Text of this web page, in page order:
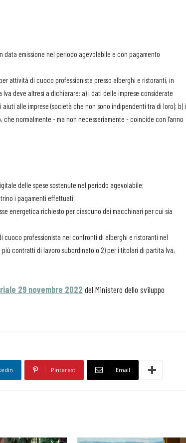
data emissione nel periodo agevolabile e con pagamento
attività di cuoco professionista presso alberghi e ristoranti, in
deve altresì a dichiarare: a) i dati delle imprese considerate
alle imprese (società che non sono indipendenti tra di loro); b) i
normalmente - ma non necessariamente - coincide con l’anno
delle spese sostenute nel periodo agevolabile;
i pagamenti effettuati;
energetica richiesto per ciascuno dei macchinari per cui sia
professionista nei confronti di alberghi e ristoranti nel
contratti di lavoro subordinato o 2) per i titolari di partita Iva,
29 novembre 2022 del Ministero dello sviluppo
Pinterest Email